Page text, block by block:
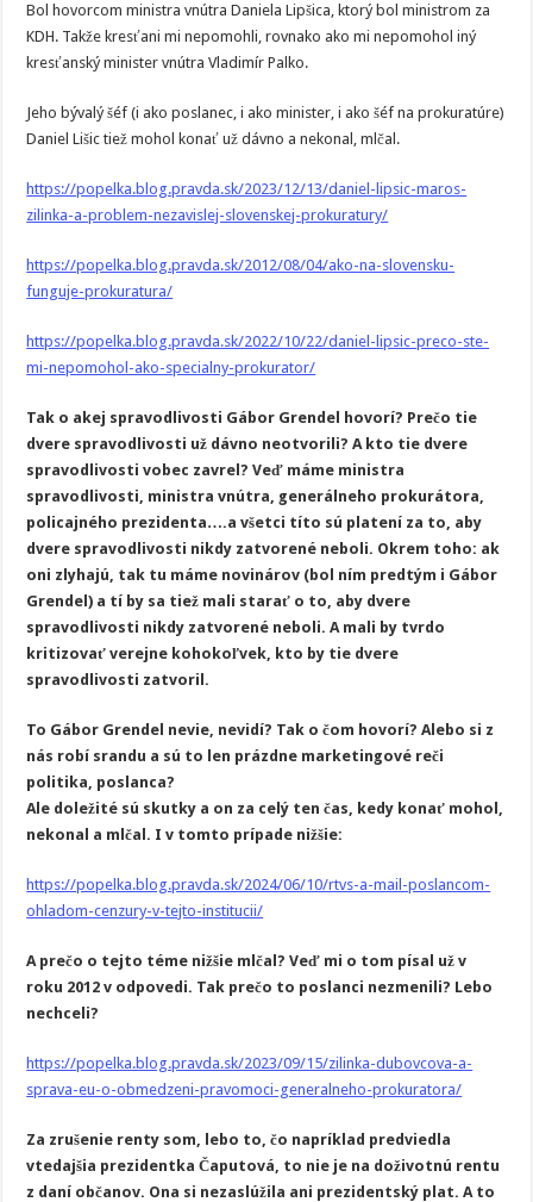
Bol hovorcom ministra vnútra Daniela Lipšica, ktorý bol ministrom za
KDH. Takže kresťani mi nepomohli, rovnako ako mi nepomohol iný
kresťanský minister vnútra Vladimír Palko.
Jeho bývalý šéf (i ako poslanec, i ako minister, i ako šéf na prokuratúre)
Daniel Lišic tiež mohol konať už dávno a nekonal, mlčal.
https://popelka.blog.pravda.sk/2023/12/13/daniel-lipsic-maros-
zilinka-a-problem-nezavislej-slovenskej-prokuratury/
https://popelka.blog.pravda.sk/2012/08/04/ako-na-slovensku-
funguje-prokuratura/
https://popelka.blog.pravda.sk/2022/10/22/daniel-lipsic-preco-ste-
mi-nepomohol-ako-specialny-prokurator/
Tak o akej spravodlivosti Gábor Grendel hovorí? Prečo tie
dvere spravodlivosti už dávno neotvorili? A kto tie dvere
spravodlivosti vobec zavrel? Veď máme ministra
spravodlivosti, ministra vnútra, generálneho prokurátora,
policajného prezidenta….a všetci títo sú platení za to, aby
dvere spravodlivosti nikdy zatvorené neboli. Okrem toho: ak
oni zlyhajú, tak tu máme novinárov (bol ním predtým i Gábor
Grendel) a tí by sa tiež mali starať o to, aby dvere
spravodlivosti nikdy zatvorené neboli. A mali by tvrdo
kritizovať verejne kohokoľvek, kto by tie dvere
spravodlivosti zatvoril.
To Gábor Grendel nevie, nevidí? Tak o čom hovorí? Alebo si z
nás robí srandu a sú to len prázdne marketingové reči
politika, poslanca?
Ale doležité sú skutky a on za celý ten čas, kedy konať mohol,
nekonal a mlčal. I v tomto prípade nižšie:
https://popelka.blog.pravda.sk/2024/06/10/rtvs-a-mail-poslancom-
ohladom-cenzury-v-tejto-institucii/
A prečo o tejto téme nižšie mlčal? Veď mi o tom písal už v
roku 2012 v odpovedi. Tak prečo to poslanci nezmenili? Lebo
nechceli?
https://popelka.blog.pravda.sk/2023/09/15/zilinka-dubovcova-a-
sprava-eu-o-obmedzeni-pravomoci-generalneho-prokuratora/
Za zrušenie renty som, lebo to, čo napríklad predviedla
vtedajšia prezidentka Čaputová, to nie je na doživotnú rentu
z daní občanov. Ona si nezaslúžila ani prezidentský plat. A to